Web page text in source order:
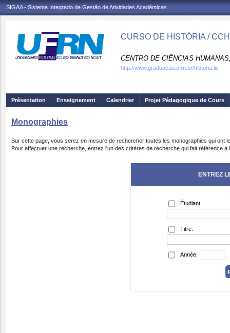
SIGAA - Sistema Integrado de Gestão de Atividades Acadêmicas
CURSO DE HISTÓRIA /
CENTRO DE CIÊNCIAS
http://www.graduacao.ufrn.br/historia.lic
Présentation Enseignement Calendrier Projet Pédagogique de Cours
Monographies
Sur cette page, vous serez en mesure de rechercher toutes les monographies qui ont
Pour effectuer une recherche, entrez l'un des critères de recherche qui fait référence
ENTREZ
Étudiant:
Titre:
Année: